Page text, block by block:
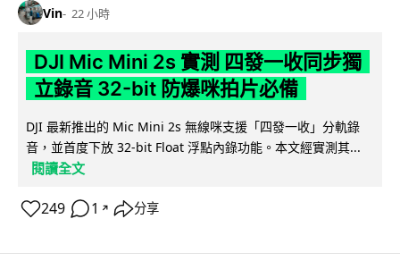
Vin 22 小時
DJI Mic Mini 2s 實測 四發一收同步獨
立錄音 32-bit 防爆咪拍片必備
DJI 最新推出的 Mic Mini 2s 無線咪支援「四發一收」分軌錄
音，並首度下放 32-bit Float 浮點內錄功能。本文經實測其...
閱讀全文
249 1 ↗ 分享